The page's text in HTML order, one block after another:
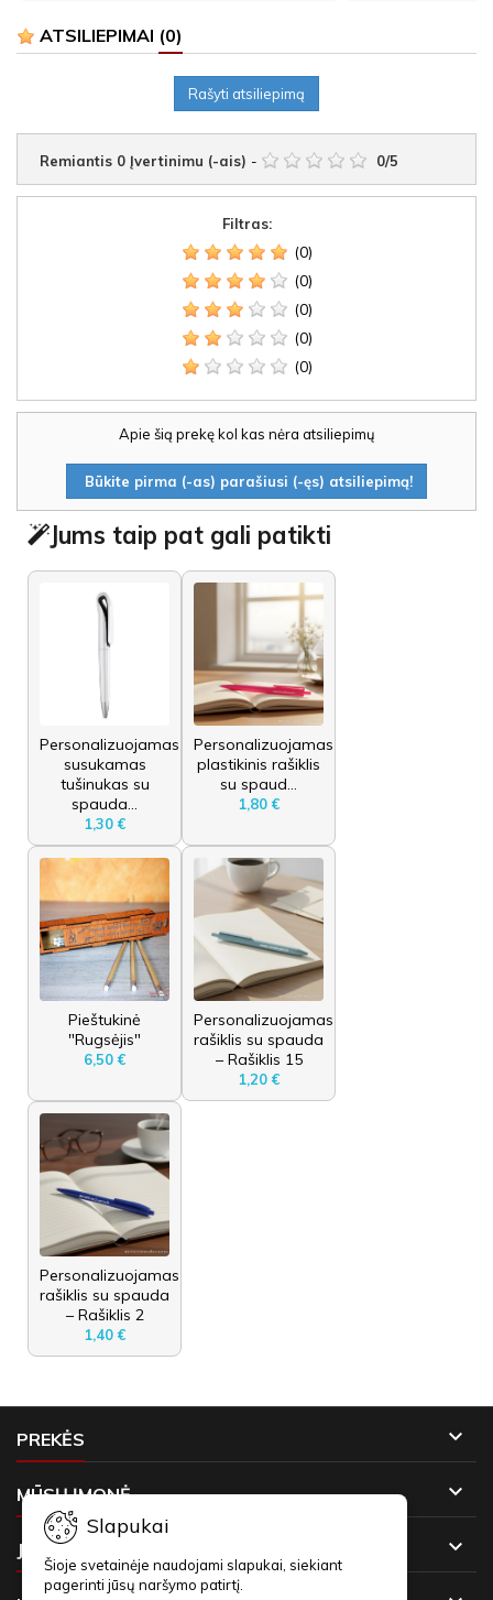
ATSILIEPIMAI (0)
Rašyti atsiliepimą
Remiantis 0 Įvertinimu (-ais) - 0/5
Filtras:
(0)
(0)
(0)
(0)
(0)
Apie šią prekę kol kas nėra atsiliepimų
Būkite pirma (-as) parašiusi (-ęs) atsiliepimą!
Jums taip pat gali patikti
Personalizuojamas
susukamas
tušinukas su
spauda...
1,30 €
Personalizuojamas
plastikinis rašiklis
su spaud...
1,80 €
Pieštukinė
"Rugsėjis"
6,50 €
Personalizuojamas
rašiklis su spauda
– Rašiklis 15
1,20 €
Personalizuojamas
rašiklis su spauda
– Rašiklis 2
1,40 €
PREKĖS 
MŪSŲ ĮMONĖ 
JŪSŲ PASKYRA 
Slapukai
Šioje svetainėje naudojami slapukai, siekiant
pagerinti jūsų naršymo patirtį.